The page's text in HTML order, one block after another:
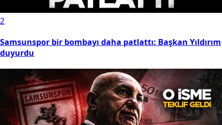
2
Samsunspor bir bombayı daha patlattı: Başkan Yıldırım
duyurdu